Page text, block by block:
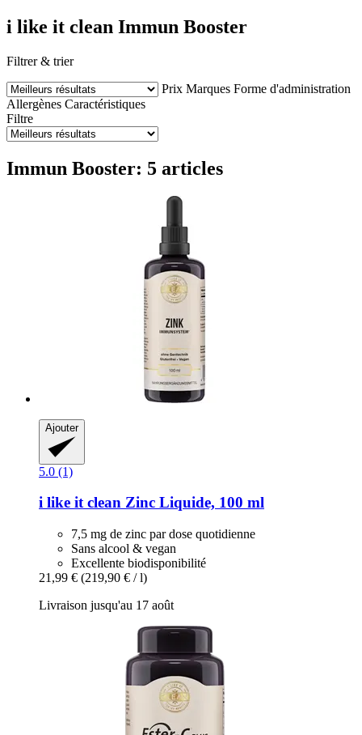
i like it clean Immun Booster
Filtrer & trier
Prix Marques Forme d'administration
Allergènes Caractéristiques
Filtre
Immun Booster: 5 articles
Ajouter
5.0 (1)
i like it clean Zinc Liquide, 100 ml
7,5 mg de zinc par dose quotidienne
Sans alcool & vegan
Excellente biodisponibilité
21,99 € (219,90 € / l)
Livraison jusqu'au 17 août